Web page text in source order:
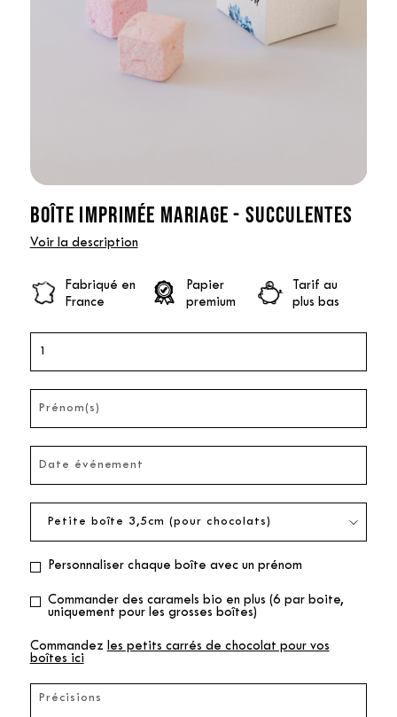
BOÎTE IMPRIMÉE MARIAGE - SUCCULENTES
Voir la description
Fabriqué en
France
Papier
premium
Tarif au
plus bas
Personnaliser chaque boîte avec un prénom
Commander des caramels bio en plus (6 par boite,
uniquement pour les grosses boîtes)
Commandez
les petits carrés de chocolat pour vos
boîtes ici